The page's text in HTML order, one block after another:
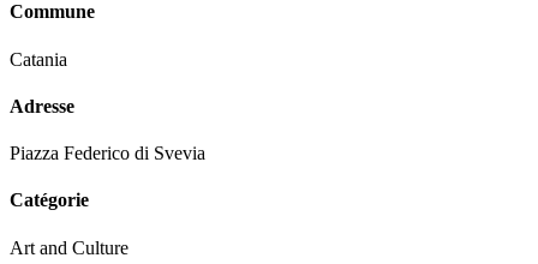
Commune
Catania
Adresse
Piazza Federico di Svevia
Catégorie
Art and Culture